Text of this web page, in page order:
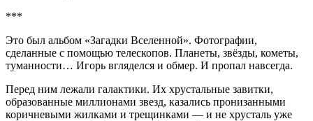
***
Это был альбом «Загадки Вселенной». Фотографии,
сделанные с помощью телескопов. Планеты, звёзды, кометы,
туманности… Игорь вгляделся и обмер. И пропал навсегда.
Перед ним лежали галактики. Их хрустальные завитки,
образованные миллионами звезд, казались пронизанными
коричневыми жилками и трещинками — и не хрусталь уже